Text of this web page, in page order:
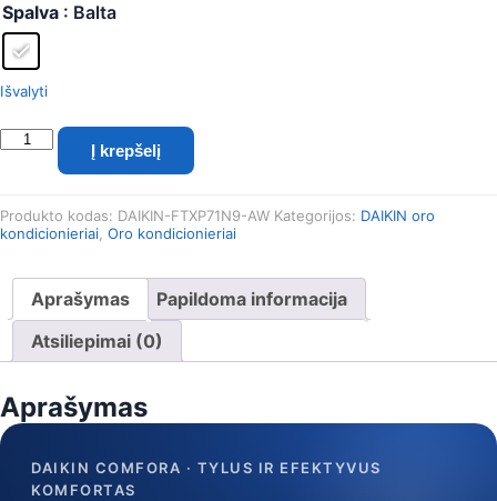
Spalva : Balta
Išvalyti
produkto
7.1/8.2
kondicionieriaus
komplektas
(FTXP71N
/
Į krepšelį
Produkto kodas: DAIKIN-FTXP71N9-AW Kategorijos: DAIKIN oro
kondicionieriai, Oro kondicionieriai
Aprašymas
Papildoma informacija
Atsiliepimai (0)
Aprašymas
DAIKIN COMFORA · TYLUS IR EFEKTYVUS
KOMFORTAS